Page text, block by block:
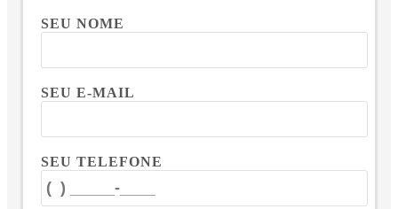
SEU NOME
SEU E-MAIL
SEU TELEFONE